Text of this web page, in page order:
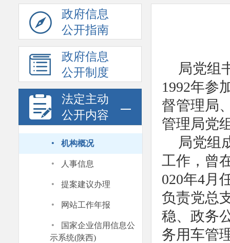
政府信息
公开指南
政府信息
公开制度
法定主动
公开内容
· 机构概况
· 人事信息
· 提案建议办理
· 网站工作年报
·
国家企业信用信息公
示系统(陕西)
局党组
1992年参
督管理局
管理局党
局党组
工作，曾
020年4月
负责党总
稳、政务
务用车管